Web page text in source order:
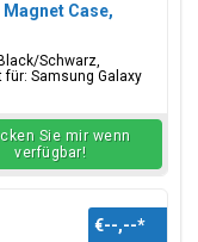
Magnet Case,
Schwarz,
für: Samsung Galaxy
Sie mir wenn
verfügbar!
€--,--*